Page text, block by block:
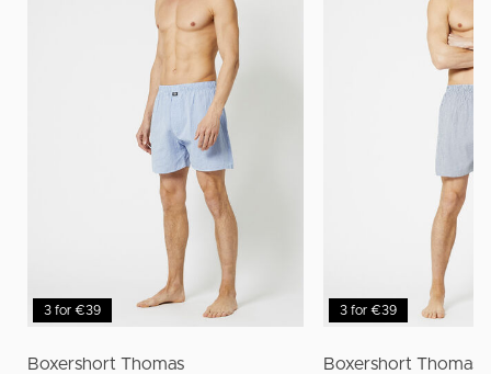
3 for €39
Boxershort Thomas
3 for €39
Boxershort Thomas